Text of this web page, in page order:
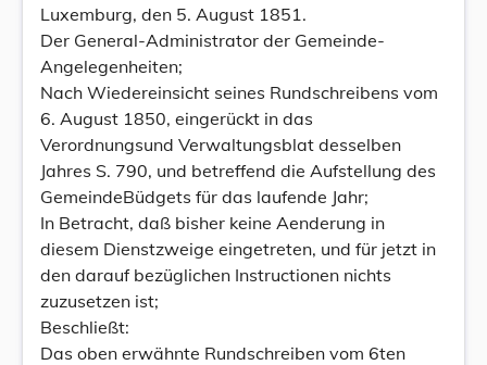
Luxemburg, den 5. August 1851.
Der General-Administrator der Gemeinde-
Angelegenheiten;
Nach Wiedereinsicht seines Rundschreibens vom
6. August 1850, eingerückt in das
Verordnungsund Verwaltungsblat desselben
Jahres S. 790, und betreffend die Aufstellung des
GemeindeBüdgets für das laufende Jahr;
In Betracht, daß bisher keine Aenderung in
diesem Dienstzweige eingetreten, und für jetzt in
den darauf bezüglichen Instructionen nichts
zuzusetzen ist;
Beschließt:
Das oben erwähnte Rundschreiben vom 6ten